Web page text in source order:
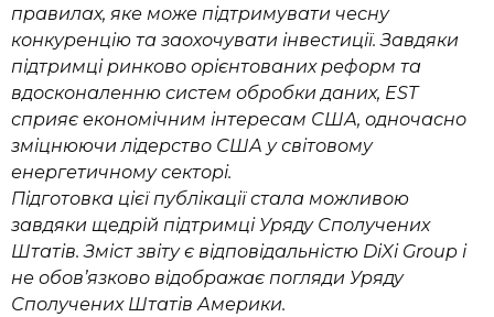
правилах, яке може підтримувати чесну
конкуренцію та заохочувати інвестиції. Завдяки
підтримці ринково орієнтованих реформ та
вдосконаленню систем обробки даних, EST
сприяє економічним інтересам США, одночасно
зміцнюючи лідерство США у світовому
енергетичному секторі.
Підготовка цієї публікації стала можливою
завдяки щедрій підтримці Уряду Сполучених
Штатів. Зміст звіту є відповідальністю DiXi Group і
не обов’язково відображає погляди Уряду
Сполучених Штатів Америки.